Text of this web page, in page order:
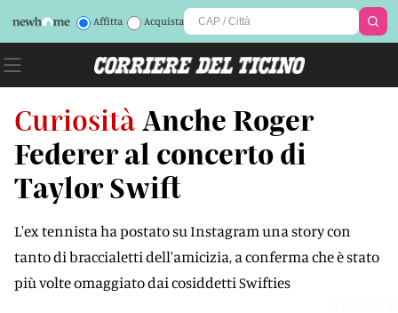
Affitta Acquista
Curiosità Anche Roger
Federer al concerto di
Taylor Swift
L'ex tennista ha postato su Instagram una story con
tanto di braccialetti dell'amicizia, a conferma che è stato
più volte omaggiato dai cosiddetti Swifties